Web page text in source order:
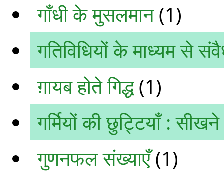
गाँधी के मुसलमान(1)
गतिविधियों के माध्‍यम से
ग़ायब होते गिद्ध(1)
गर्मियों की छुट्टियाँ :
गुणनफल संख्याएँ(1)